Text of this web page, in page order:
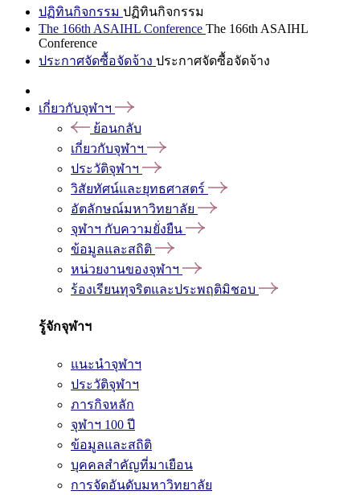
ปฏิทินกิจกรรม ปฏิทินกิจกรรม
The 166th ASAIHL Conference The 166th ASAIHL
Conference
ประกาศจัดซื้อจัดจ้าง ประกาศจัดซื้อจัดจ้าง
เกี่ยวกับจุฬาฯ
ย้อนกลับ
เกี่ยวกับจุฬาฯ
ประวัติจุฬาฯ
วิสัยทัศน์และยุทธศาสตร์
อัตลักษณ์มหาวิทยาลัย
จุฬาฯ กับความยั่งยืน
ข้อมูลและสถิติ
หน่วยงานของจุฬาฯ
ร้องเรียนทุจริตและประพฤติมิชอบ
รู้จักจุฬาฯ
แนะนำจุฬาฯ
ประวัติจุฬาฯ
ภารกิจหลัก
จุฬาฯ 100 ปี
ข้อมูลและสถิติ
บุคคลสำคัญที่มาเยือน
การจัดอันดับมหาวิทยาลัย